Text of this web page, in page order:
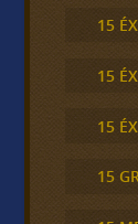
15
15
15
15